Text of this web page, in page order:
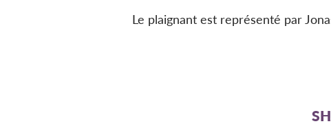
Le plaignant est représenté par